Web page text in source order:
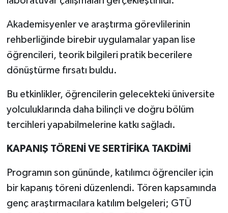
Akademisyenler ve araştırma görevlilerinin
rehberliğinde birebir uygulamalar yapan lise
öğrencileri, teorik bilgileri pratik becerilere
dönüştürme fırsatı buldu.
Bu etkinlikler, öğrencilerin gelecekteki üniversite
yolculuklarında daha bilinçli ve doğru bölüm
tercihleri yapabilmelerine katkı sağladı.
KAPANIŞ TÖRENİ VE SERTİFİKA TAKDİMİ
Programın son gününde, katılımcı öğrenciler için
bir kapanış töreni düzenlendi. Tören kapsamında
genç araştırmacılara katılım belgeleri; GTÜ